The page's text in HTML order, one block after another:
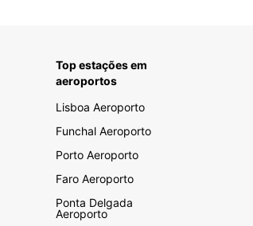
Top estações em
aeroportos
Lisboa Aeroporto
Funchal Aeroporto
Porto Aeroporto
Faro Aeroporto
Ponta Delgada
Aeroporto